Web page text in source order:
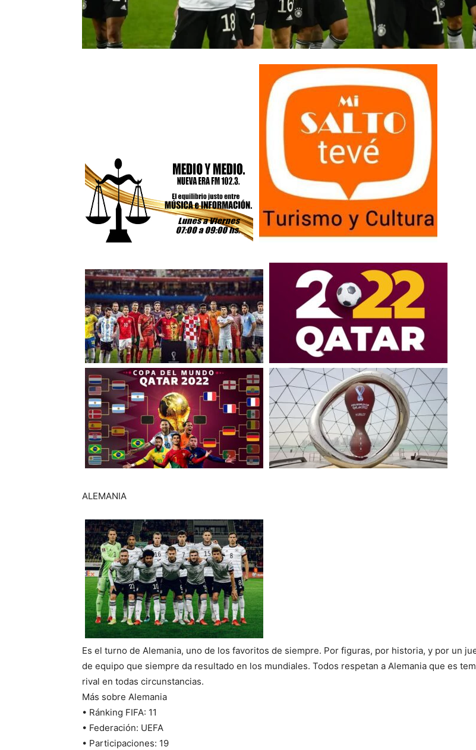
ALEMANIA
Es el turno de Alemania, uno de los favoritos de siempre. Por figuras, por historia, y por un
de equipo que siempre da resultado en los mundiales. Todos respetan a Alemania que es
rival en todas circunstancias.
Más sobre Alemania
• Ránking FIFA: 11
• Federación: UEFA
• Participaciones: 19